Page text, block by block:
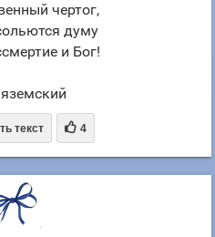
чертог,
думу
и Бог!
текст  4